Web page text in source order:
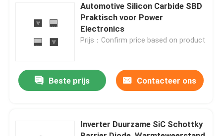
Neem contact met ons op
Nieuws
Vraag een offerte
Siliciumcarbide MOSFET
Automotive Silicon Carbide SBD
Praktisch voor Power
Electronics
Prijs：Confirm price based on product
Beste prijs Contacteer ons
Inverter Duurzame SiC Schottky